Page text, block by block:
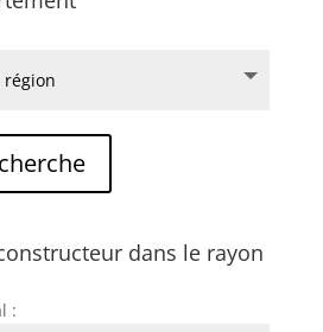
dans le rayon
: